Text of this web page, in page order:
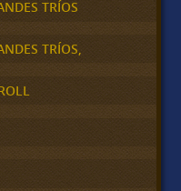
TRÍOS
TRÍOS,